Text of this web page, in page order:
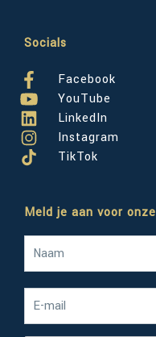
Socials
Facebook
YouTube
LinkedIn
Instagram
TikTok
Meld je aan voor